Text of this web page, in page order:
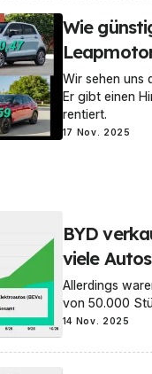
Wie
Wir sehen uns
Er gibt einen
rentiert.
17 Nov. 2025
BYD
viele
Allerdings
von 50.000
14 Nov. 2025